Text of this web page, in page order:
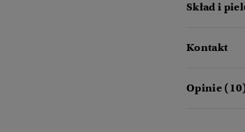
Skład i
Kontakt
Opinie